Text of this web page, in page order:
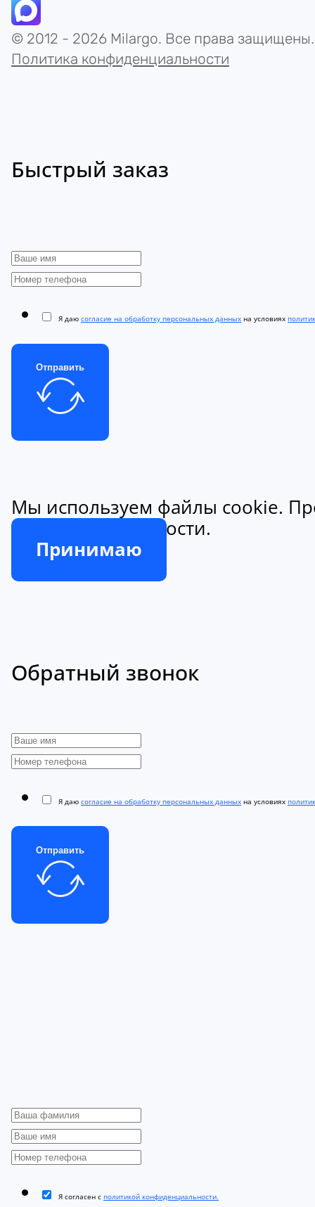
© 2012 - 2026 Milargo. Все права защищены.
Политика конфиденциальности
Быстрый заказ
Я даю согласие на обработку персональных данных на условиях
Отправить
Мы используем файлы cookie.
конфиденциальности.
Принимаю
Обратный звонок
Я даю согласие на обработку персональных данных на условиях
Отправить
Я согласен с политикой конфиденциальности.